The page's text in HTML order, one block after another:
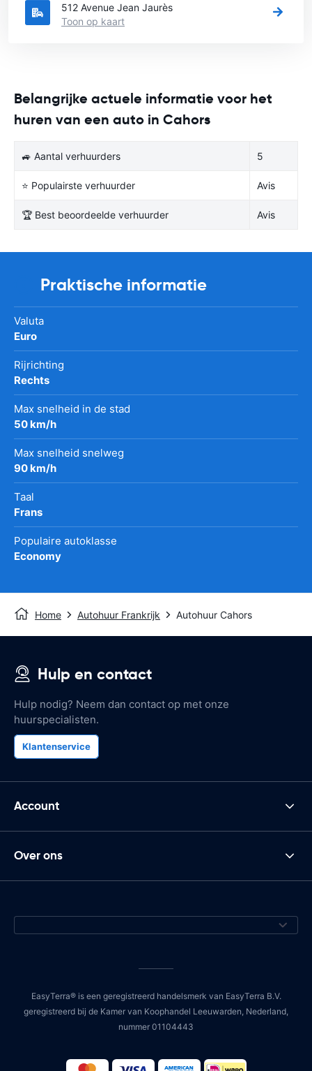
512 Avenue Jean Jaurès
Toon op kaart
Belangrijke actuele informatie voor het
huren van een auto in Cahors
🚙 Aantal verhuurders 5
⭐ Populairste verhuurder Avis
🏆 Best beoordeelde verhuurder Avis
Praktische informatie
Valuta
Euro
Rijrichting
Rechts
Max snelheid in de stad
50 km/h
Max snelheid snelweg
90 km/h
Taal
Frans
Populaire autoklasse
Economy
Home Autohuur Frankrijk Autohuur Cahors
Hulp en contact
Hulp nodig? Neem dan contact op met onze
huurspecialisten.
Klantenservice
Account
Over ons
EasyTerra® is een geregistreerd handelsmerk van EasyTerra B.V.
geregistreerd bij de Kamer van Koophandel Leeuwarden, Nederland,
nummer 01104443